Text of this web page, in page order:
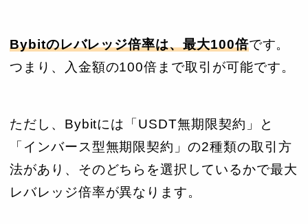
Bybitのレバレッジ倍率は、最大100倍です。
つまり、入金額の100倍まで取引が可能です。
ただし、Bybitには「USDT無期限契約」と
「インバース型無期限契約」の2種類の取引方
法があり、そのどちらを選択しているかで最大
レバレッジ倍率が異なります。